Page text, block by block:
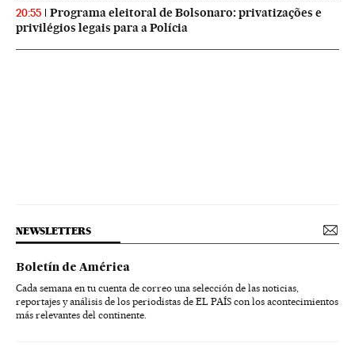
20:55
Programa eleitoral de Bolsonaro: privatizações e
privilégios legais para a Polícia
NEWSLETTERS
Boletín de América
Cada semana en tu cuenta de correo una selección de las noticias,
reportajes y análisis de los periodistas de EL PAÍS con los acontecimientos
más relevantes del continente.